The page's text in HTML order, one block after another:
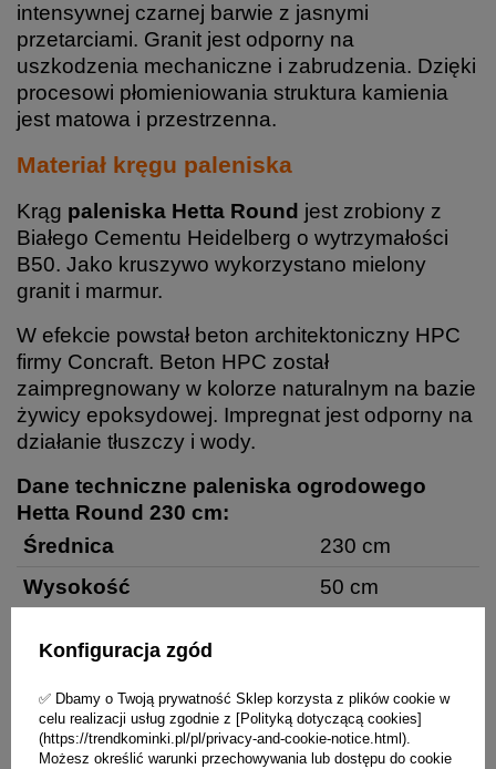
intensywnej czarnej barwie z jasnymi
przetarciami. Granit jest odporny na
uszkodzenia mechaniczne i zabrudzenia. Dzięki
procesowi płomieniowania struktura kamienia
jest matowa i przestrzenna.
Materiał kręgu paleniska
Krąg paleniska Hetta Round jest zrobiony z
Białego Cementu Heidelberg o wytrzymałości
B50. Jako kruszywo wykorzystano mielony
granit i marmur.
W efekcie powstał beton architektoniczny HPC
firmy Concraft. Beton HPC został
zaimpregnowany w kolorze naturalnym na bazie
żywicy epoksydowej. Impregnat jest odporny na
działanie tłuszczy i wody.
Dane techniczne paleniska ogrodowego
Hetta Round 230 cm:
Średnica
230 cm
Wysokość
50 cm
Średnica komory spalania
Waga
850 kg
Ilość komór na drewno
8 sztuk
Konfiguracja zgód
✅ Dbamy o Twoją prywatność Sklep korzysta z plików cookie w
celu realizacji usług zgodnie z [Polityką dotyczącą cookies]
(https://trendkominki.pl/pl/privacy-and-cookie-notice.html).
Możesz określić warunki przechowywania lub dostępu do cookie